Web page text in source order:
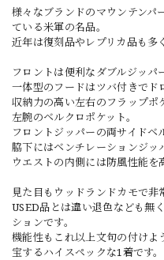
様々なブランドのマウンテンパ
ている米軍の名品。
近年は復刻品やレプリカ品も多
フロントは便利なダブルジッパ
一体型のフードはツバ付きでド
収納力の高い左右のフラップポ
左腕のベルクロポケット。
フロントジッパーの両サイドベ
脇下にはベンチレーションジッ
ウエストの内側には防風性能を
見た目もウッドランドカモで非
USED品とは違い退色なども無
ションです。
機能性もこれ以上文句の付け
宝するハイスペックな1着です。